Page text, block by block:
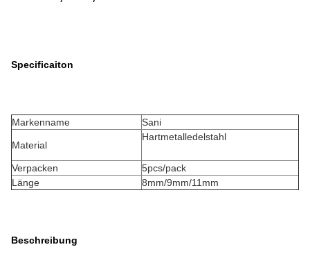
Specificaiton
Markenname Sani
Material
Hartmetalledelstahl
Verpacken
5pcs/pack
Länge
8mm/9mm/11mm
Beschreibung